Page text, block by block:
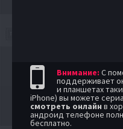
Внимание: С
поддерживает
и планшетах
iPhone) вы можете
смотреть онлайн в
андроид телефоне
бесплатно.